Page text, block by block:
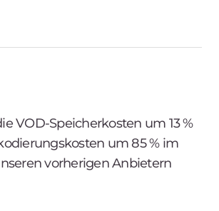
VOD-Speicherkosten um 13 %
um 85 % im
vorherigen Anbietern